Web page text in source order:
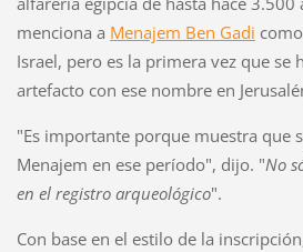
menciona a Menajem Ben Gadi
Israel, pero es la primera vez que se
artefacto con ese nombre en
"Es importante porque muestra que
Menajem en ese período", dijo. "No
en el registro arqueológico".
Con base en el estilo de la